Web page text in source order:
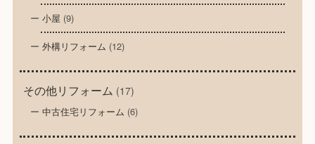
小屋 (9)
外構リフォーム (12)
その他リフォーム (17)
中古住宅リフォーム (6)